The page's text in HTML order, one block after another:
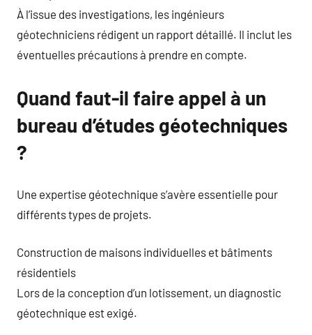
À l’issue des investigations, les ingénieurs
géotechniciens rédigent un rapport détaillé. Il inclut les
éventuelles précautions à prendre en compte.
Quand faut-il faire appel à un
bureau d’études géotechniques
?
Une expertise géotechnique s’avère essentielle pour
différents types de projets.
Construction de maisons individuelles et bâtiments
résidentiels
Lors de la conception d’un lotissement, un diagnostic
géotechnique est exigé.